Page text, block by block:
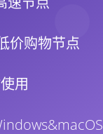
价购物节点
用